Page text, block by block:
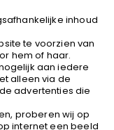
inhoud
te voorzien van
hem of haar.
aan iedere
alleen via de
advertenties die
proberen wij op
internet een beeld